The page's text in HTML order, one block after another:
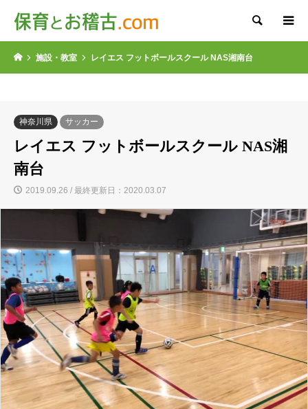
検索
施設・教室 レイエス フットボールスクール NAS湘南台
神奈川県 サッカー
レイエス フットボールスクール NAS湘
南台
2019.09.26 / 最終更新日：2020.03.07